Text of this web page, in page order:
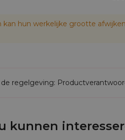
hun werkelijke grootte
regelgeving:
kunnen